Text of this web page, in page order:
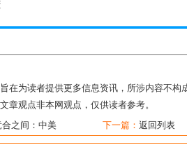
在为读者提供更多信息资讯，所涉内容不构
章观点非本网观点，仅供读者参考。
之间：中美 下一篇： 返回列表